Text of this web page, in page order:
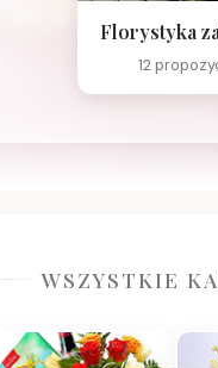
Florystyka
12
WSZYSTKIE